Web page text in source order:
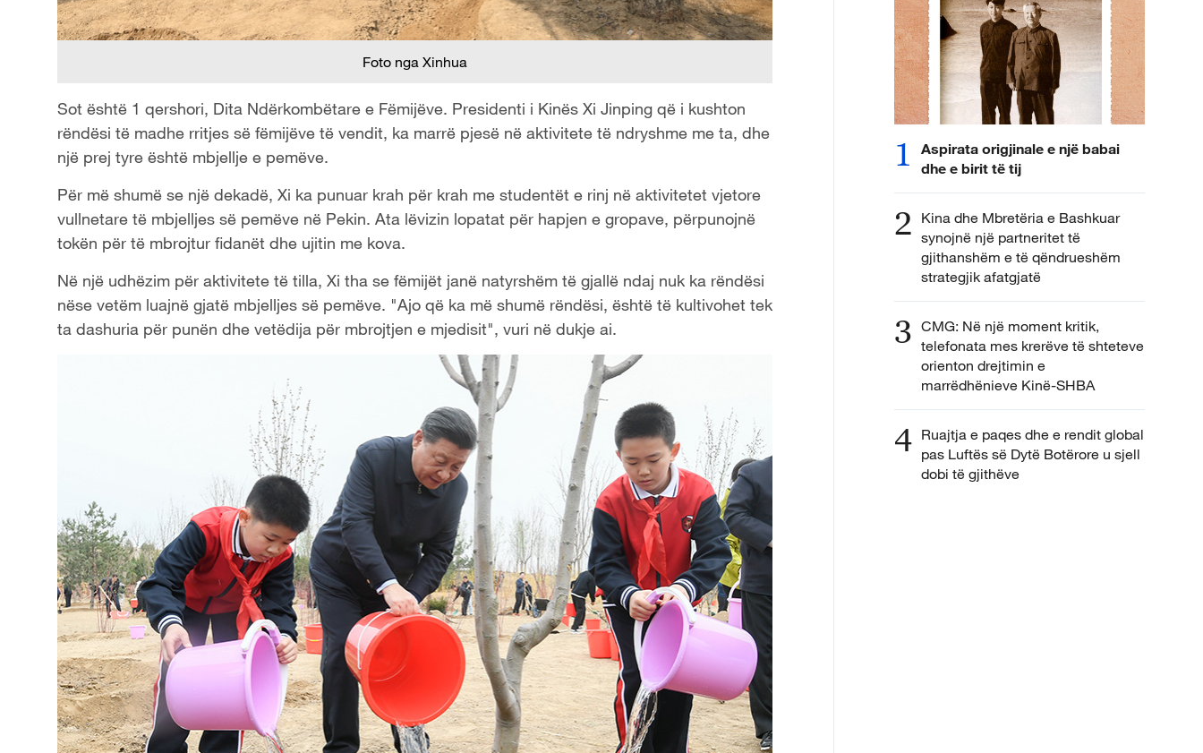
Foto nga Xinhua
Sot është 1 qershori, Dita Ndërkombëtare e Fëmijëve. Presidenti i Kinës Xi Jinping që i kushton
rëndësi të madhe rritjes së fëmijëve të vendit, ka marrë pjesë në aktivitete të ndryshme me ta, dhe
një prej tyre është mbjellje e pemëve.
Për më shumë se një dekadë, Xi ka punuar krah për krah me studentët e rinj në aktivitetet vjetore
vullnetare të mbjelljes së pemëve në Pekin. Ata lëvizin lopatat për hapjen e gropave, përpunojnë
tokën për të mbrojtur fidanët dhe ujitin me kova.
Në një udhëzim për aktivitete të tilla, Xi tha se fëmijët janë natyrshëm të gjallë ndaj nuk ka rëndësi
nëse vetëm luajnë gjatë mbjelljes së pemëve. "Ajo që ka më shumë rëndësi, është të kultivohet tek
ta dashuria për punën dhe vetëdija për mbrojtjen e mjedisit", vuri në dukje ai.
1
Aspirata origjinale e një babai
dhe e birit të tij
2 Kina dhe Mbretëria e Bashkuar
synojnë një partneritet të
gjithanshëm e të qëndrueshëm
strategjik afatgjatë
3 CMG: Në një moment kritik,
telefonata mes krerëve të shteteve
orienton drejtimin e
marrëdhënieve Kinë-SHBA
4 Ruajtja e paqes dhe e rendit global
pas Luftës së Dytë Botërore u sjell
dobi të gjithëve